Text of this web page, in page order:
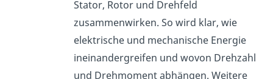
Stator, Rotor und Drehfeld
zusammenwirken. So wird klar, wie
elektrische und mechanische Energie
ineinandergreifen und wovon Drehzahl
und Drehmoment abhängen. Weitere